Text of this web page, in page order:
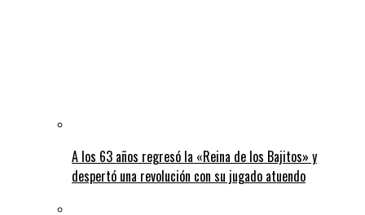
A los 63 años regresó la «Reina de los Bajitos» y
despertó una revolución con su jugado atuendo